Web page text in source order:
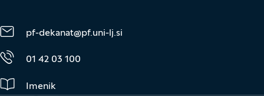
pf-dekanat@pf.uni-lj.si
01 42 03 100
Imenik